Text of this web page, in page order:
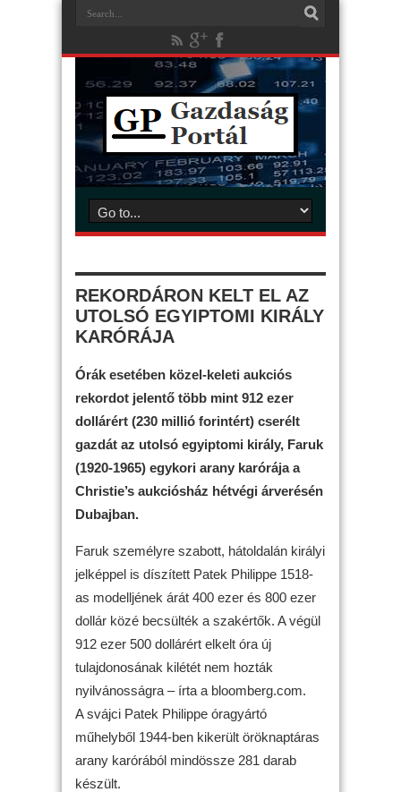
REKORDÁRON KELT EL AZ
UTOLSÓ EGYIPTOMI KIRÁLY
KARÓRÁJA
Órák esetében közel-keleti aukciós
rekordot jelentő több mint 912 ezer
dollárért (230 millió forintért) cserélt
gazdát az utolsó egyiptomi király, Faruk
(1920-1965) egykori arany karórája a
Christie’s aukciósház hétvégi árverésén
Dubajban.
Faruk személyre szabott, hátoldalán királyi
jelképpel is díszített Patek Philippe 1518-
as modelljének árát 400 ezer és 800 ezer
dollár közé becsülték a szakértők. A végül
912 ezer 500 dollárért elkelt óra új
tulajdonosának kilétét nem hozták
nyilvánosságra – írta a bloomberg.com.
A svájci Patek Philippe óragyártó
műhelyből 1944-ben kikerült öröknaptáras
arany karórából mindössze 281 darab
készült.